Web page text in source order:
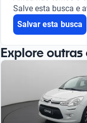
Salve esta busca e
Salvar esta busca
Explore